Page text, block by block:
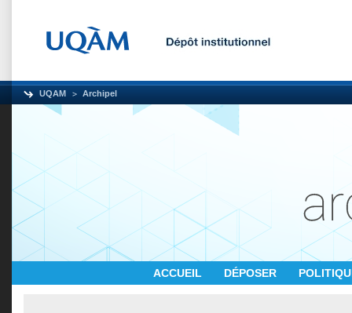
UQAM Archipel
ACCUEIL DÉPOSER